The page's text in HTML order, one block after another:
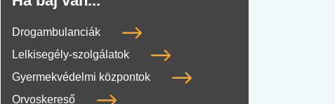
Drogambulanciák
Lelkisegély-szolgálatok
Gyermekvédelmi központok
Orvoskereső